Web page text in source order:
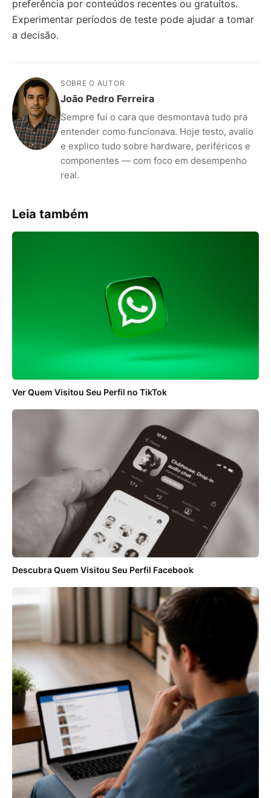
preferência por conteúdos recentes ou gratuitos.
Experimentar períodos de teste pode ajudar a tomar
a decisão.
SOBRE O AUTOR
João Pedro Ferreira
Sempre fui o cara que desmontava tudo pra
entender como funcionava. Hoje testo, avalio
e explico tudo sobre hardware, periféricos e
componentes — com foco em desempenho
real.
Leia também
Ver Quem Visitou Seu Perfil no TikTok
Descubra Quem Visitou Seu Perfil Facebook